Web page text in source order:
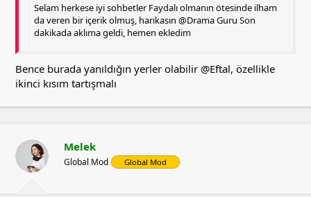
Selam herkese iyi sohbetler Faydalı olmanın ötesinde ilham
da veren bir içerik olmuş, harikasın @Drama Guru Son
dakikada aklıma geldi, hemen ekledim
Bence burada yanıldığın yerler olabilir @Eftal, özellikle
ikinci kısım tartışmalı
Melek
Global Mod Global Mod